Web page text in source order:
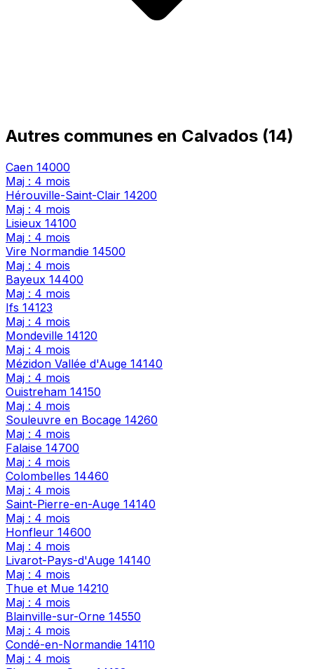
Autres communes en Calvados (14)
Caen 14000
Maj : 4 mois
Hérouville-Saint-Clair 14200
Maj : 4 mois
Lisieux 14100
Maj : 4 mois
Vire Normandie 14500
Maj : 4 mois
Bayeux 14400
Maj : 4 mois
Ifs 14123
Maj : 4 mois
Mondeville 14120
Maj : 4 mois
Mézidon Vallée d'Auge 14140
Maj : 4 mois
Ouistreham 14150
Maj : 4 mois
Souleuvre en Bocage 14260
Maj : 4 mois
Falaise 14700
Maj : 4 mois
Colombelles 14460
Maj : 4 mois
Saint-Pierre-en-Auge 14140
Maj : 4 mois
Honfleur 14600
Maj : 4 mois
Livarot-Pays-d'Auge 14140
Maj : 4 mois
Thue et Mue 14210
Maj : 4 mois
Blainville-sur-Orne 14550
Maj : 4 mois
Condé-en-Normandie 14110
Maj : 4 mois